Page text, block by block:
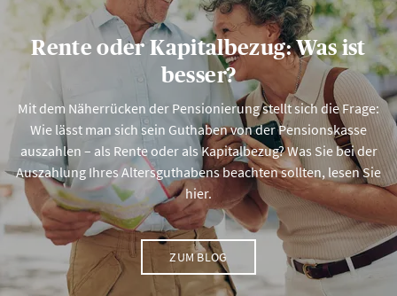
Rente oder Kapitalbezug: Was ist
besser?
Mit dem Näherrücken der Pensionierung stellt sich die Frage:
Wie lässt man sich sein Guthaben von der Pensionskasse
auszahlen – als Rente oder als Kapitalbezug? Was Sie bei der
Auszahlung Ihres Altersguthabens beachten sollten, lesen Sie
hier.
ZUM BLOG